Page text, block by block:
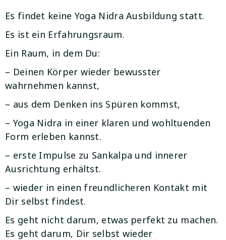
Es findet keine Yoga Nidra Ausbildung statt.
Es ist ein Erfahrungsraum.
Ein Raum, in dem Du:
– Deinen Körper wieder bewusster
wahrnehmen kannst,
– aus dem Denken ins Spüren kommst,
– Yoga Nidra in einer klaren und wohltuenden
Form erleben kannst.
– erste Impulse zu Sankalpa und innerer
Ausrichtung erhältst.
– wieder in einen freundlicheren Kontakt mit
Dir selbst findest.
Es geht nicht darum, etwas perfekt zu machen.
Es geht darum, Dir selbst wieder